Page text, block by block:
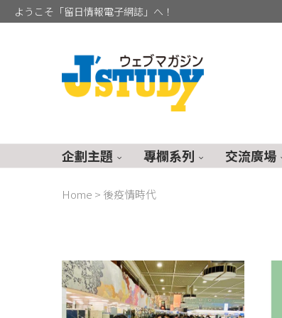
ようこそ「留日情報電子網誌」へ！
企劃主題 專欄系列 交流廣場
Home > 後疫情時代